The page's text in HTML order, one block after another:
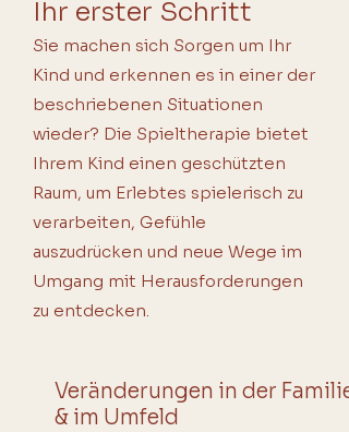
Ihr erster Schritt
Sie machen sich Sorgen um Ihr
Kind und erkennen es in einer der
beschriebenen Situationen
wieder? Die Spieltherapie bietet
Ihrem Kind einen geschützten
Raum, um Erlebtes spielerisch zu
verarbeiten, Gefühle
auszudrücken und neue Wege im
Umgang mit Herausforderungen
zu entdecken.
Veränderungen in der Familie
& im Umfeld